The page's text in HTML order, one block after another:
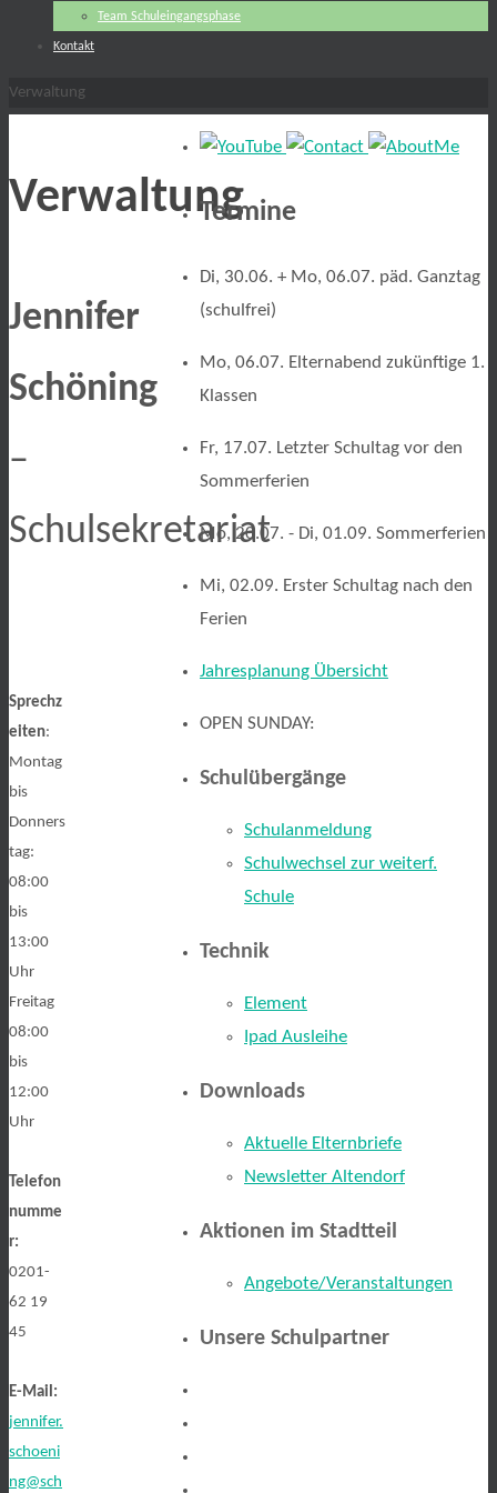
Team Schuleingangsphase
Kontakt
Start
Verwaltung
Verwaltung
Jennifer
Schöning
–
Schulsekretariat
Sprechz
eiten:
Montag
bis
Donners
tag:
08:00
bis
13:00
Uhr
Freitag
08:00
bis
12:00
Uhr
Telefon
numme
r:
0201-
62 19
45
E-Mail:
jennifer.
schoeni
ng@sch
Termine
Di, 30.06. + Mo, 06.07. päd. Ganztag
(schulfrei)
Mo, 06.07. Elternabend zukünftige 1.
Klassen
Fr, 17.07. Letzter Schultag vor den
Sommerferien
Mo, 20.07. - Di, 01.09. Sommerferien
Mi, 02.09. Erster Schultag nach den
Ferien
Jahresplanung Übersicht
OPEN SUNDAY:
Schulübergänge
Schulanmeldung
Schulwechsel zur weiterf.
Schule
Technik
Element
Ipad Ausleihe
Downloads
Aktuelle Elternbriefe
Newsletter Altendorf
Aktionen im Stadtteil
Angebote/Veranstaltungen
Unsere Schulpartner